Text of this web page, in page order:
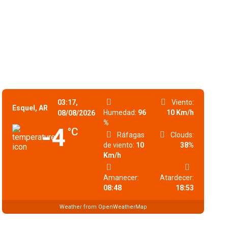
Esquel, AR
03:17,
08/08/2026
-4 °C
Humedad: 96
%
Viento:
10 Km/h
Ráfagas
de viento: 10
Km/h
Clouds:
38%
Amanecer:
08:48
Atardecer:
18:53
Weather from OpenWeatherMap